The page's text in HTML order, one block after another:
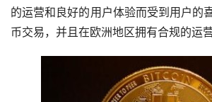
的运营和良好的用户体验而受到用户的
币交易，并且在欧洲地区拥有合规的运营